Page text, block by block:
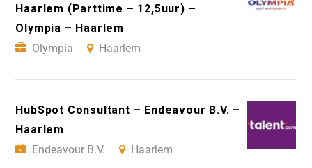
Haarlem (Parttime – 12,5uur) –
Olympia – Haarlem
Olympia
Haarlem
HubSpot Consultant – Endeavour B.V. –
Haarlem
Endeavour B.V.
Haarlem